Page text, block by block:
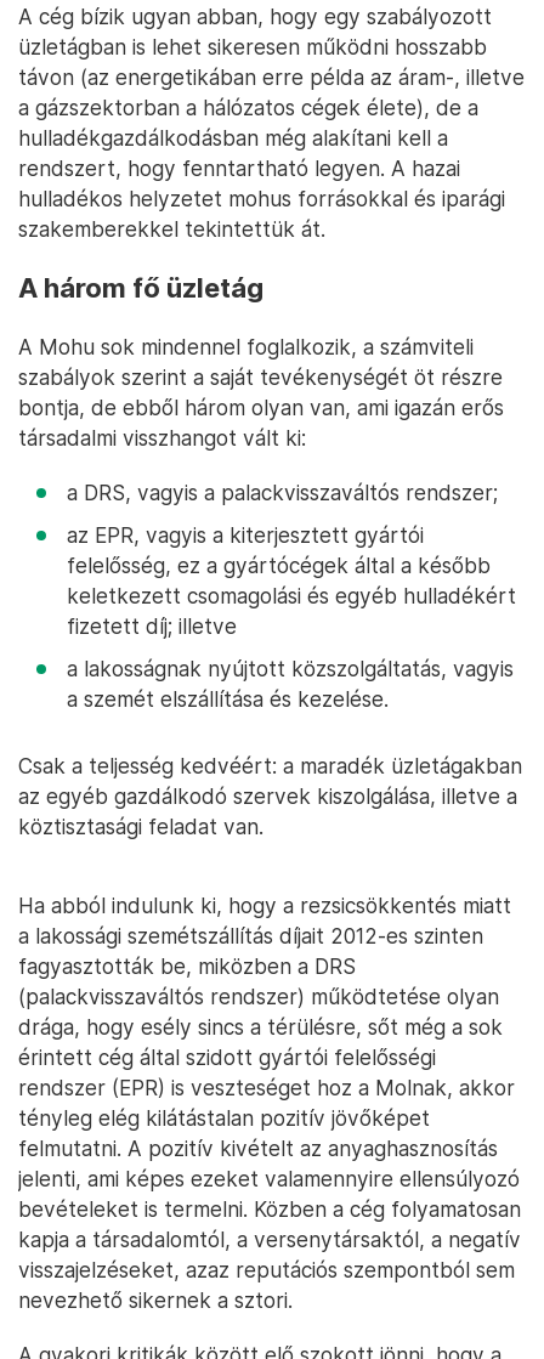
A cég bízik ugyan abban, hogy egy szabályozott
üzletágban is lehet sikeresen működni hosszabb
távon (az energetikában erre példa az áram-, illetve
a gázszektorban a hálózatos cégek élete), de a
hulladékgazdálkodásban még alakítani kell a
rendszert, hogy fenntartható legyen. A hazai
hulladékos helyzetet mohus forrásokkal és iparági
szakemberekkel tekintettük át.
A három fő üzletág
A Mohu sok mindennel foglalkozik, a számviteli
szabályok szerint a saját tevékenységét öt részre
bontja, de ebből három olyan van, ami igazán erős
társadalmi visszhangot vált ki:
a DRS, vagyis a palackvisszaváltós rendszer;
az EPR, vagyis a kiterjesztett gyártói
felelősség, ez a gyártócégek által a később
keletkezett csomagolási és egyéb hulladékért
fizetett díj; illetve
a lakosságnak nyújtott közszolgáltatás, vagyis
a szemét elszállítása és kezelése.
Csak a teljesség kedvéért: a maradék üzletágakban
az egyéb gazdálkodó szervek kiszolgálása, illetve a
köztisztasági feladat van.
Ha abból indulunk ki, hogy a rezsicsökkentés miatt
a lakossági szemétszállítás díjait 2012-es szinten
fagyasztották be, miközben a DRS
(palackvisszaváltós rendszer) működtetése olyan
drága, hogy esély sincs a térülésre, sőt még a sok
érintett cég által szidott gyártói felelősségi
rendszer (EPR) is veszteséget hoz a Molnak, akkor
tényleg elég kilátástalan pozitív jövőképet
felmutatni. A pozitív kivételt az anyaghasznosítás
jelenti, ami képes ezeket valamennyire ellensúlyozó
bevételeket is termelni. Közben a cég folyamatosan
kapja a társadalomtól, a versenytársaktól, a negatív
visszajelzéseket, azaz reputációs szempontból sem
nevezhető sikernek a sztori.